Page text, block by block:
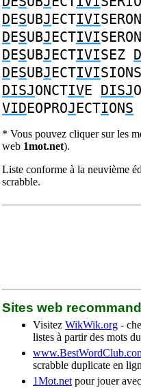
DESUBJECTIVI
DESUBJECTIVI
DESUBJECTIVISEZ D
DESUBJECTIVISIONS
DISJONCTIVE DISJ
VIDEOPROJECTIONS
* Vous pouvez cliquer sur les
web 1mot.net).
Liste conforme à la neuvième
scrabble.
Sites web
Visitez WikWik.org -
listes à partir des mots
scrabble duplicate en
1Mot.net pour jouer